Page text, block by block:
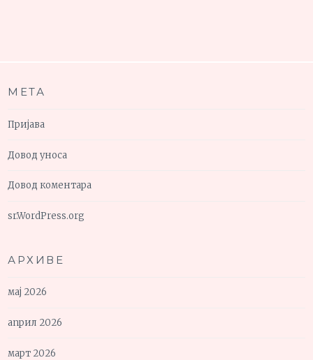
МЕТА
Пријава
Довод уноса
Довод коментара
sr.WordPress.org
АРХИВЕ
мај 2026
април 2026
март 2026